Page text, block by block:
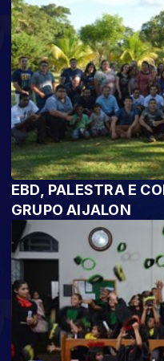
EBD, PALESTRA E
GRUPO AIJALON